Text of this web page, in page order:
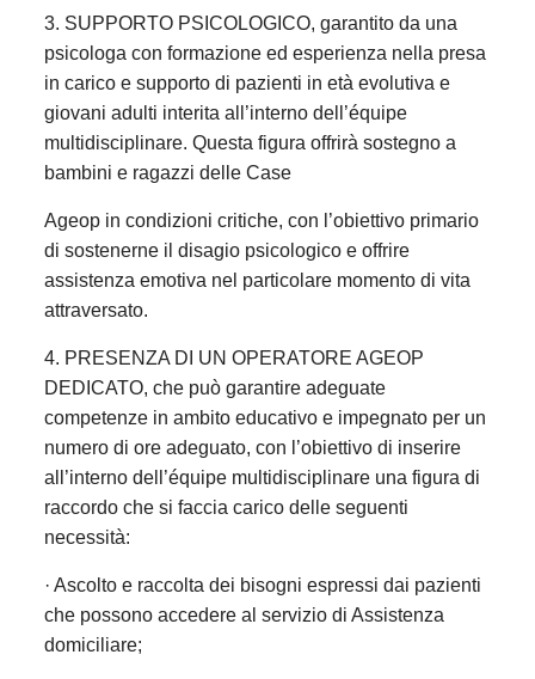
3. SUPPORTO PSICOLOGICO, garantito da una
psicologa con formazione ed esperienza nella presa
in carico e supporto di pazienti in età evolutiva e
giovani adulti interita all’interno dell’équipe
multidisciplinare. Questa figura offrirà sostegno a
bambini e ragazzi delle Case
Ageop in condizioni critiche, con l’obiettivo primario
di sostenerne il disagio psicologico e offrire
assistenza emotiva nel particolare momento di vita
attraversato.
4. PRESENZA DI UN OPERATORE AGEOP
DEDICATO, che può garantire adeguate
competenze in ambito educativo e impegnato per un
numero di ore adeguato, con l’obiettivo di inserire
all’interno dell’équipe multidisciplinare una figura di
raccordo che si faccia carico delle seguenti
necessità:
· Ascolto e raccolta dei bisogni espressi dai pazienti
che possono accedere al servizio di Assistenza
domiciliare;